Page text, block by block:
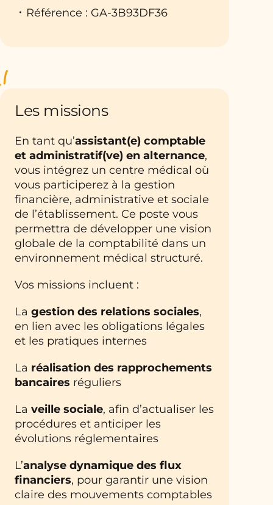
Référence : GA-3B93DF36
Les missions
En tant qu’assistant(e) comptable
et administratif(ve) en alternance,
vous intégrez un centre médical où
vous participerez à la gestion
financière, administrative et sociale
de l’établissement. Ce poste vous
permettra de développer une vision
globale de la comptabilité dans un
environnement médical structuré.
Vos missions incluent :
La gestion des relations sociales,
en lien avec les obligations légales
et les pratiques internes
La réalisation des rapprochements
bancaires réguliers
La veille sociale, afin d’actualiser les
procédures et anticiper les
évolutions réglementaires
L’analyse dynamique des flux
financiers, pour garantir une vision
claire des mouvements comptables